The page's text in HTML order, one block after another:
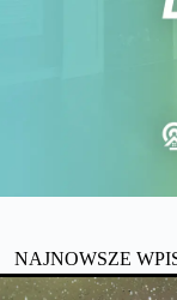
NAJNOWSZE